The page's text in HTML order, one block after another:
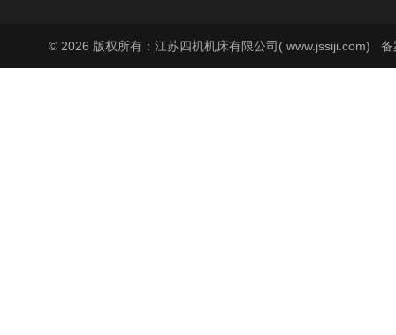
© 2026 版权所有：江苏四机机床有限公司( www.jssiji.com) 备